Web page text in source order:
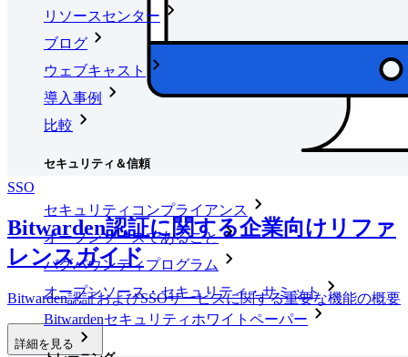
リソースセンター
ブログ
ウェブキャスト
導入事例
比較
セキュリティ＆信頼
セキュリティコンプライアンス
オープンソースであること
バグバウンティプログラム
オープンソース・セキュリティ・サミット
Bitwardenセキュリティホワイトペーパー
SSO
Bitwarden認証に関する企業向けリファ
レンスガイド
Bitwarden認証およびSSOサービスに関する重要な機能の概要
詳細を見る